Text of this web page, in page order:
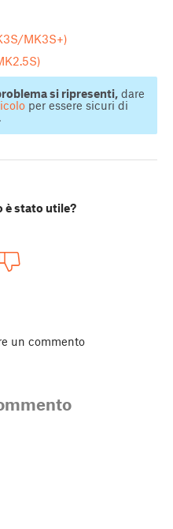
MK3S+)
si ripresenti,dare
per essere sicuri di
è stato utile?
un commento